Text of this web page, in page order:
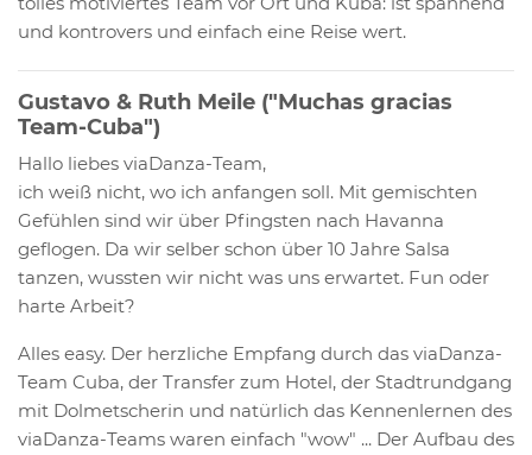
und kontrovers und einfach eine Reise wert.
Gustavo & Ruth Meile ("Muchas gracias
Team-Cuba")
Hallo liebes viaDanza-Team,
ich weiß nicht, wo ich anfangen soll. Mit gemischten
Gefühlen sind wir über Pfingsten nach Havanna
geflogen. Da wir selber schon über 10 Jahre Salsa
tanzen, wussten wir nicht was uns erwartet. Fun oder
harte Arbeit?
Alles easy. Der herzliche Empfang durch das viaDanza-
Team Cuba, der Transfer zum Hotel, der Stadtrundgang
mit Dolmetscherin und natürlich das Kennenlernen des
viaDanza-Teams waren einfach "wow" ... Der Aufbau des